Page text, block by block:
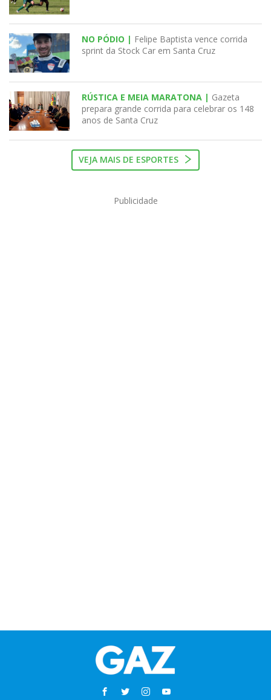
NO PÓDIO | Felipe Baptista vence corrida
sprint da Stock Car em Santa Cruz
RÚSTICA E MEIA MARATONA | Gazeta
prepara grande corrida para celebrar os 148
anos de Santa Cruz
VEJA MAIS DE ESPORTES
Publicidade